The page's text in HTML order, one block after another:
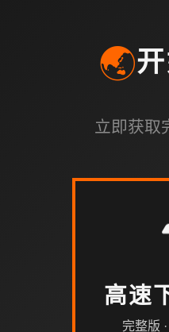
🌏
立即获取
高速
完整版